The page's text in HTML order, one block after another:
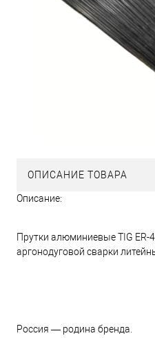
ОПИСАНИЕ ТОВАРА
Описание:
Прутки алюминиевые TIG
аргонодуговой сварки
Россия — родина бренда.